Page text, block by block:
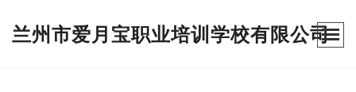
兰州市爱月宝职业培训学校有限公司